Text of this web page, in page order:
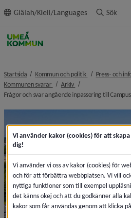
innehållet
Giälah/Kieli/Languages Sök
Startsida Kommun och politik nivå i
Press- och
Kommunen svarar nivå i brödsmulenavigeringen
Arkiv nivå i
Frågor och svar angående inpassering till
Vi använder kakor (cookies) för att
dig!
Vi använder vi oss av kakor (cookies) för
och för att förbättra webbplatsen. Vi vill
nyttiga funktioner som till exempel
det känns okej och att du godkänner alla
kakor som får användas genom att klicka